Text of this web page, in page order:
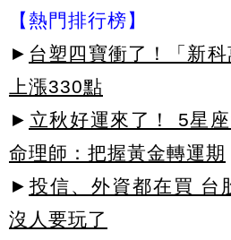
【熱門排行榜】
► 台塑四寶衝了！「新
上漲330點
► 立秋好運來了！ 5星
命理師：把握黃金轉運期
► 投信、外資都在買 台
沒人要玩了